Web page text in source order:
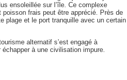
ensoleillée sur l’île. Ce complexe
frais peut être apprécié. Près de
plage et le port tranquille avec un certain
alternatif s’est engagé à
à une civilisation impure.